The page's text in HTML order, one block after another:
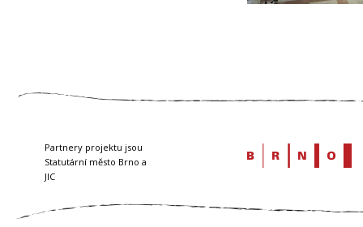
Partnery projektu jsou
Statutární město Brno a
JIC